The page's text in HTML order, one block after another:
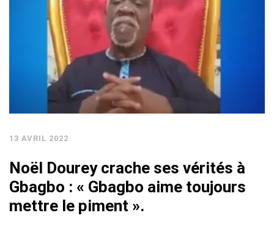
13 AVRIL 2022
Noël Dourey crache ses vérités à
Gbagbo : « Gbagbo aime toujours
mettre le piment ».